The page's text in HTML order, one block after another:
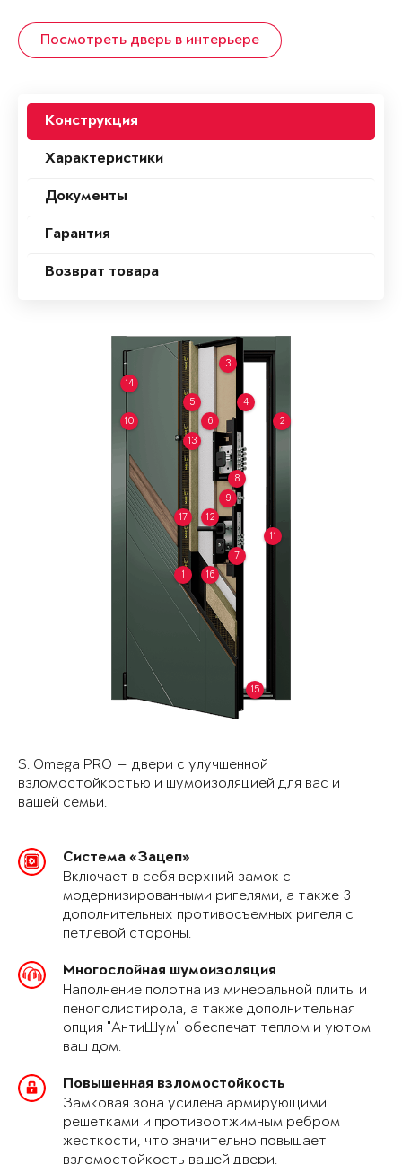
Посмотреть дверь в интерьере
Конструкция
Характеристики
Документы
Гарантия
Возврат товара
1
2
3
4
5
6
7
8
9
10
11
12
13
14
15
16
17
S. Omega PRO — двери с улучшенной
взломостойкостью и шумоизоляцией для вас и
вашей семьи.
Система «Зацеп»
Включает в себя верхний замок с
модернизированными ригелями, а также 3
дополнительных противосъемных ригеля с
петлевой стороны.
Многослойная шумоизоляция
Наполнение полотна из минеральной плиты и
пенополистирола, а также дополнительная
опция "АнтиШум" обеспечат теплом и уютом
ваш дом.
Повышенная взломостойкость
Замковая зона усилена армирующими
решетками и противоотжимным ребром
жесткости, что значительно повышает
взломостойкость вашей двери.